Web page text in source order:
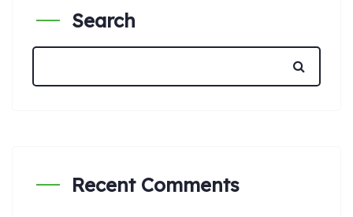
Search
Recent Comments